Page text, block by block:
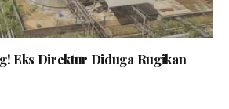
Eks Direktur Diduga Rugikan